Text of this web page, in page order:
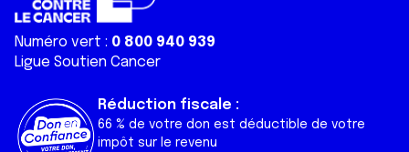
Numéro vert : 0 800 940 939
Ligue Soutien Cancer
Réduction fiscale :
66 % de votre don est déductible de votre
impôt sur le revenu